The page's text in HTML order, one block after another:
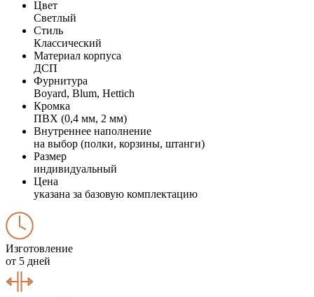
Цвет
Светлый
Стиль
Классический
Материал корпуса
ДСП
Фурнитура
Boyard, Blum, Hettich
Кромка
ПВХ (0,4 мм, 2 мм)
Внутреннее наполнение
на выбор (полки, корзины, штанги)
Размер
индивидуальный
Цена
указана за базовую комплектацию
Изготовление
от 5 дней